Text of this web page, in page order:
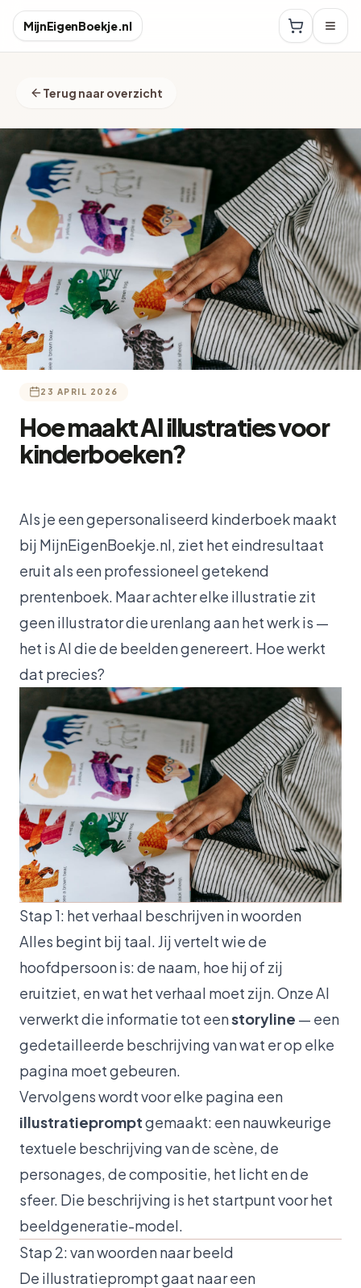
MijnEigenBoekje.nl
Terug naar overzicht
23 APRIL 2026
Hoe maakt AI illustraties voor
kinderboeken?
Als je een gepersonaliseerd kinderboek maakt
bij MijnEigenBoekje.nl, ziet het eindresultaat
eruit als een professioneel getekend
prentenboek. Maar achter elke illustratie zit
geen illustrator die urenlang aan het werk is —
het is AI die de beelden genereert. Hoe werkt
dat precies?
Stap 1: het verhaal beschrijven in woorden
Alles begint bij taal. Jij vertelt wie de
hoofdpersoon is: de naam, hoe hij of zij
eruitziet, en wat het verhaal moet zijn. Onze AI
verwerkt die informatie tot eenstoryline — een
gedetailleerde beschrijving van wat er op elke
pagina moet gebeuren.
Vervolgens wordt voor elke pagina een
illustratiepromptgemaakt: een nauwkeurige
textuele beschrijving van de scène, de
personages, de compositie, het licht en de
sfeer. Die beschrijving is het startpunt voor het
beeldgeneratie-model.
Stap 2: van woorden naar beeld
De illustratieprompt gaat naar een